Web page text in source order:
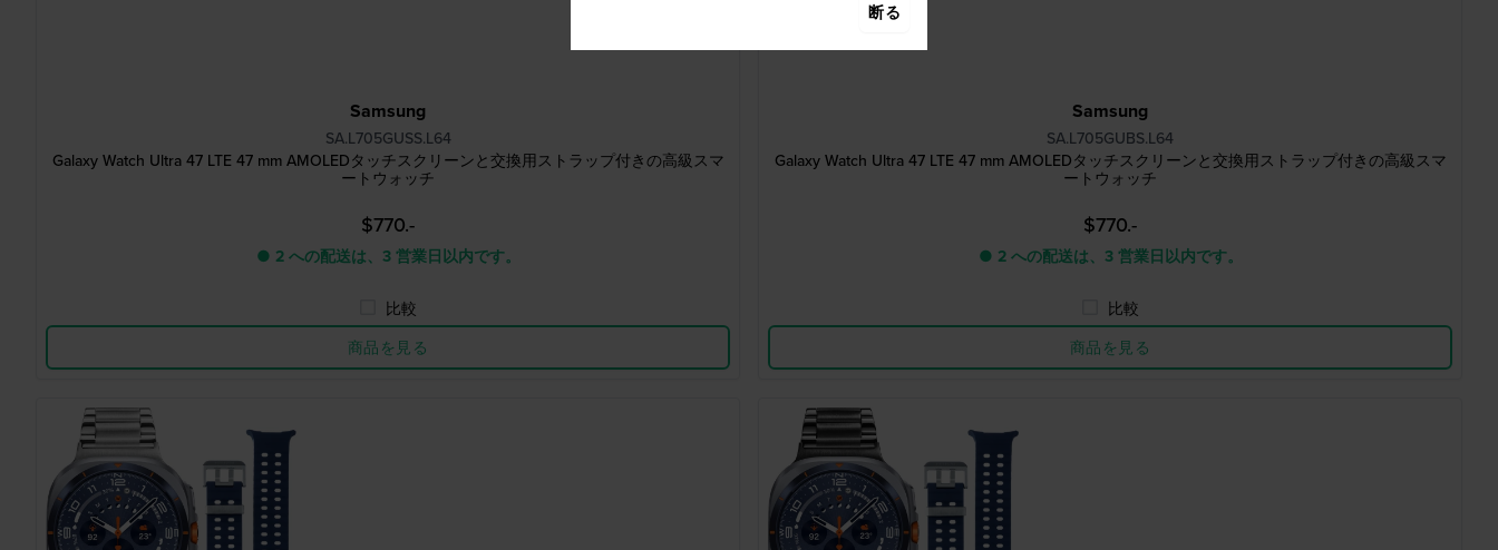
Samsung
SA.L705GUSS.L64
Galaxy Watch Ultra 47 LTE 47 mm AMOLEDタッチスクリーンと交換用ストラップ付きの高級スマ
ートウォッチ
$770.-
● 2 への配送は、3 営業日以内です。
比較
商品を見る
Samsung
SA.L705GUBS.L64
Galaxy Watch Ultra 47 LTE 47 mm AMOLEDタッチスクリーンと交換用ストラップ付きの高級スマ
ートウォッチ
$770.-
● 2 への配送は、3 営業日以内です。
比較
商品を見る
断る